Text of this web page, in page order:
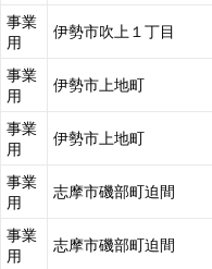
事業
用
伊勢市吹上１丁目
事業
用
伊勢市上地町
事業
用
伊勢市上地町
事業
用
志摩市磯部町迫間
事業
用
志摩市磯部町迫間